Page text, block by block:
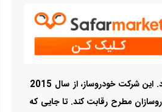
گروه خودروسازی چری به عنوان چهارمین خودروساز بزرگ جهان شناخته می‌شود. این شرکت خودروساز، از سال 2015
مطرح رقابت کند. تا جایی که